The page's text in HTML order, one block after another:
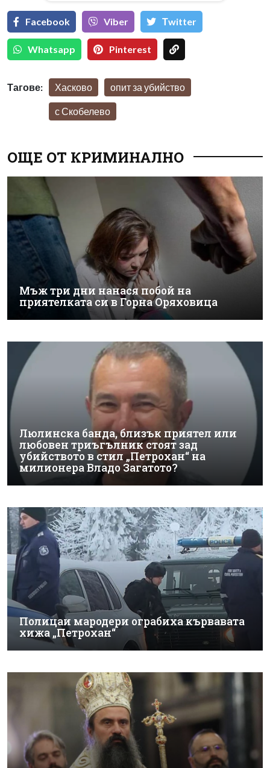
Facebook Viber Тwitter
Whatsapp Pinterest
Тагове: Хасково опит за убийство
с Скобелево
ОЩЕ ОТ КРИМИНАЛНО
Мъж три дни нанася побой на
приятелката си в Горна Оряховица
Люлинска банда, близък приятел или
любовен триъгълник стоят зад
убийството в стил „Петрохан“ на
милионера Владо Загатото?
Полицаи мародери ограбиха кървавата
хижа „Петрохан“